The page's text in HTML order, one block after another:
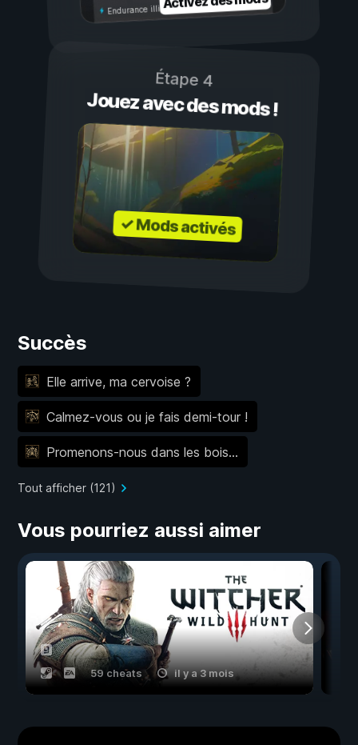
Endurance illimitée
Étape 4
Jouez avec des mods !
✓ Mods activés
Succès
Elle arrive, ma cervoise ?
Calmez-vous ou je fais demi-tour !
Promenons-nous dans les bois…
Tout afficher (121)
Vous pourriez aussi aimer
59 cheats il y a 3 mois